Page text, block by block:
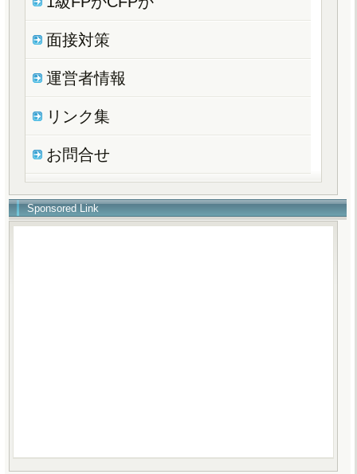
面接対策
運営者情報
リンク集
お問合せ
Sponsored Link